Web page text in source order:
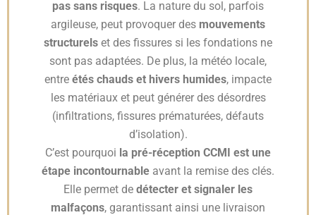
pas sans risques. La nature du sol, parfois
argileuse, peut provoquer des mouvements
structurels et des fissures si les fondations ne
sont pas adaptées. De plus, la météo locale,
entre étés chauds et hivers humides, impacte
les matériaux et peut générer des désordres
(infiltrations, fissures prématurées, défauts
d’isolation).
C’est pourquoi la pré-réception CCMI est une
étape incontournable avant la remise des clés.
Elle permet de détecter et signaler les
malfaçons, garantissant ainsi une livraison